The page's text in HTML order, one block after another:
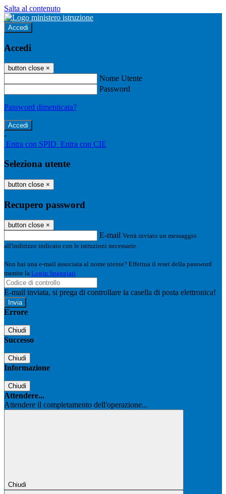
Salta al contenuto
Accedi
Accedi
button close ×
Nome Utente
Password
Password dimenticata?
-
Entra con SPID Entra con CIE
Seleziona utente
button close ×
Recupero password
button close ×
E-mail Verrà inviato un messaggio
all'indirizzo indicato con le istruzioni necessarie.
Non hai una e-mail associata al nome utente? Effettua il reset della password
tramite la Login Spaggiari
E-mail inviata, si prega di controllare la casella di posta elettronica!
Errore
Chiudi
Successo
Chiudi
Informazione
Chiudi
Attendere...
Attendere il completamento dell'operazione...
Chiudi